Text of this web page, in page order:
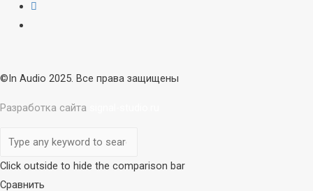
©In Audio 2025. Все права защищены
Разработка сайта
Прокрутка
Click outside to hide the comparison bar
Сравнить